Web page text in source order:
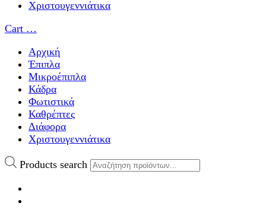
Χριστουγεννιάτικα
Cart …
Αρχική
Έπιπλα
Μικροέπιπλα
Κάδρα
Φωτιστικά
Καθρέπτες
Διάφορα
Χριστουγεννιάτικα
Products search